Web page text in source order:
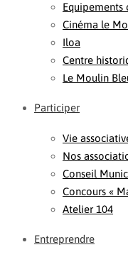
Equipements
Cinéma le
Iloa
Centre
Le Moulin
Participer
Vie
Nos
Conseil
Concours «
Atelier 104
Entreprendre